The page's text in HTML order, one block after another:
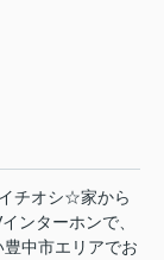
チオシ☆家から
ンターホンで、
中市エリアでお